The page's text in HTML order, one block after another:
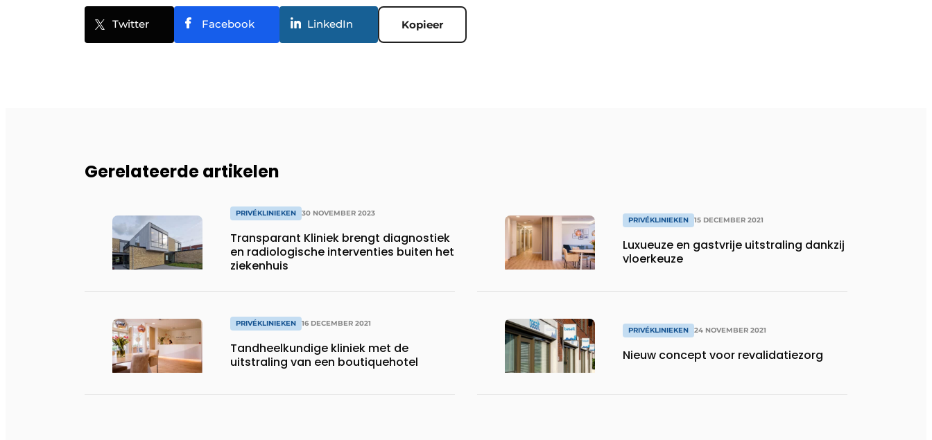
Twitter Facebook LinkedIn Kopieer
Gerelateerde artikelen
PRIVÉKLINIEKEN 30 NOVEMBER 2023
Transparant Kliniek brengt diagnostiek
en radiologische interventies buiten het
ziekenhuis
PRIVÉKLINIEKEN 16 DECEMBER 2021
Tandheelkundige kliniek met de
uitstraling van een boutiquehotel
PRIVÉKLINIEKEN 15 DECEMBER 2021
Luxueuze en gastvrije uitstraling dankzij
vloerkeuze
PRIVÉKLINIEKEN 24 NOVEMBER 2021
Nieuw concept voor revalidatiezorg